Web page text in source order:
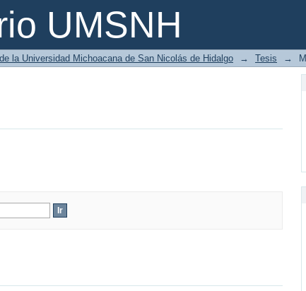
UMSNH
la Universidad Michoacana de San Nicolás de Hidalgo → Tesis →